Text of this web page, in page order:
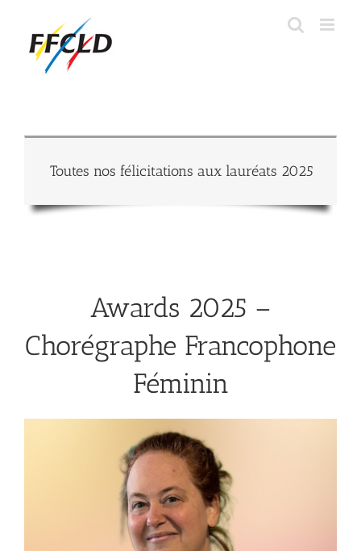
contenu
Toutes nos félicitations aux lauréats 2025
Awards 2025 –
Chorégraphe Francophone
Féminin